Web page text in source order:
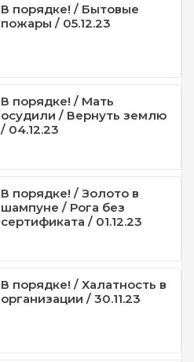
В порядке! / Бытовые
пожары / 05.12.23
В порядке! / Мать
осудили / Вернуть землю
/ 04.12.23
В порядке! / Золото в
шампуне / Рога без
сертификата / 01.12.23
В порядке! / Халатность в
организации / 30.11.23